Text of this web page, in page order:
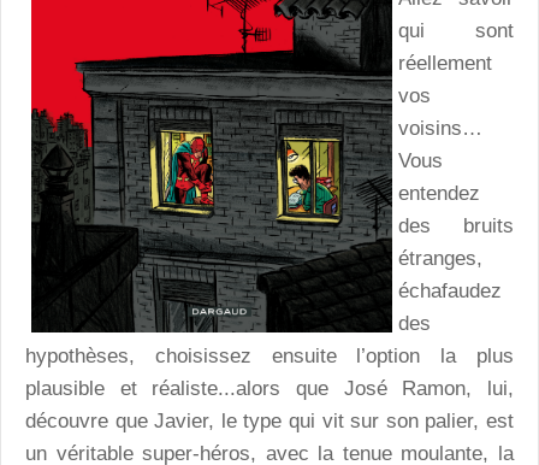
qui sont
réellement
vos
voisins…
Vous
entendez
des bruits
étranges,
échafaudez
des
hypothèses, choisissez ensuite l’option la plus
plausible et réaliste...alors que José Ramon, lui,
découvre que Javier, le type qui vit sur son palier, est
un véritable super-héros, avec la tenue moulante, la